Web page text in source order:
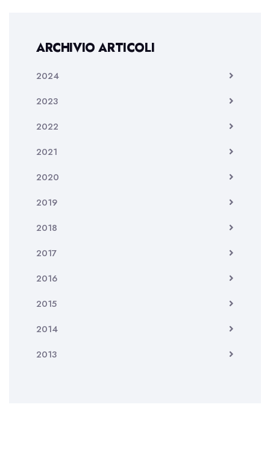
ARCHIVIO ARTICOLI
2024
2023
2022
2021
2020
2019
2018
2017
2016
2015
2014
2013